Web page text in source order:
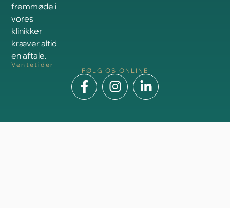
fremmøde i
vores
klinikker
kræver altid
en aftale.
Ventetider
FØLG OS ONLINE